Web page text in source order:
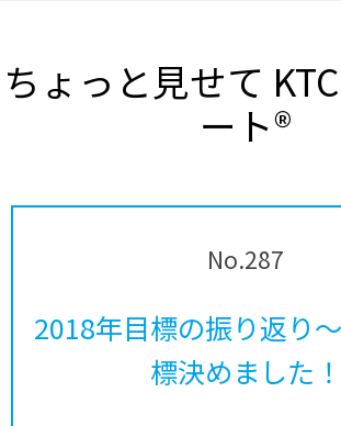
ちょっと見せて
ート®
No.287
2018年目標の振り返り
標決めました！